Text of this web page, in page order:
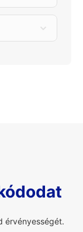
érvényességét.